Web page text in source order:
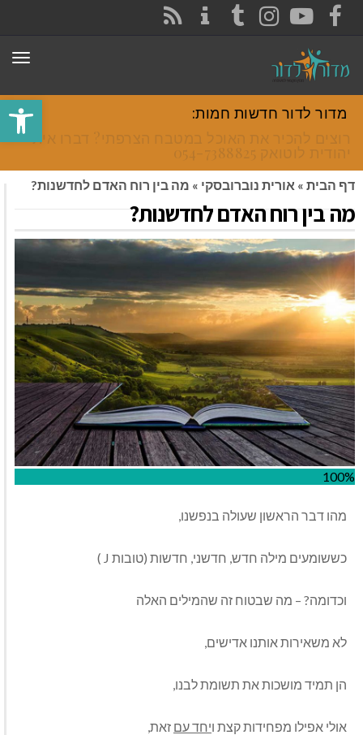
פתח
FACEBOOK
YOUTUBE
INSTAGRAM
TUMBLR
מדור לדור חדשות חמות:
רוצים להכיר את האוכל במטבח הצרפתי? דברו איתי
יהודית לוטואק 054-7388825.
דף הבית » אורית נוברובסקי » מה בין רוח האדם לחדשנות?
מה בין רוח האדם לחדשנות?
100%
מהו דבר הראשון שעולה בנפשנו,
כששומעים מילה חדש, חדשני, חדשות (טובות J )
וכדומה? – מה שבטוח זה שהמילים האלה
לא משאירות אותנו אדישים,
הן תמיד מושכות את תשומת לבנו,
אולי אפילו מפחידות קצת ויחד עם זאת,